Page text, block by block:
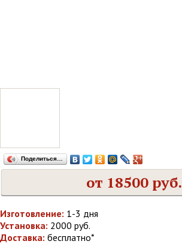
Поделиться…
от 18500 руб.
Изготовление: 1-3 дня
Установка: 2000 руб.
Доставка: бесплатно*